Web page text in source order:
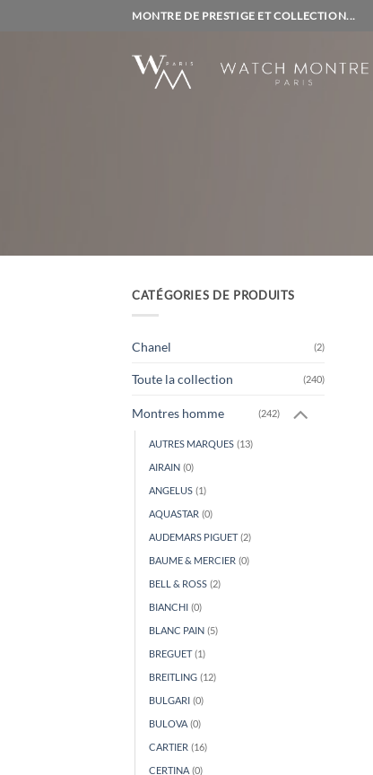
MONTRE DE PRESTIGE ET COLLECTION...
CATÉGORIES DE PRODUITS
Chanel (2)
Toute la collection (240)
Montres homme (242)
AUTRES MARQUES (13)
AIRAIN (0)
ANGELUS (1)
AQUASTAR (0)
AUDEMARS PIGUET (2)
BAUME & MERCIER (0)
BELL & ROSS (2)
BIANCHI (0)
BLANC PAIN (5)
BREGUET (1)
BREITLING (12)
BULGARI (0)
BULOVA (0)
CARTIER (16)
CERTINA (0)